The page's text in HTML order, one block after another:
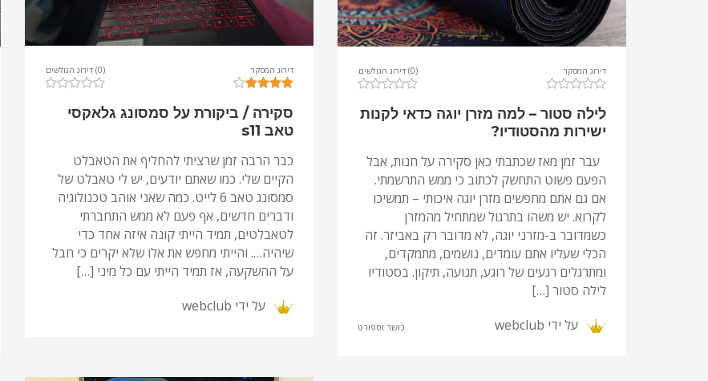
דירוג המסקר (0) דירוג הגולשים
סקירה / ביקורת על סמסונג גלאקסי
טאב s11
כבר הרבה זמן שרציתי להחליף את הטאבלט
הקיים שלי. כמו שאתם יודעים, יש לי טאבלט של
סמסונג טאב 6 לייט. כמה שאני אוהב טכנולוגיה
ודברים חדשים, אף פעם לא ממש התחברתי
לטאבלטים, תמיד הייתי קונה איזה אחד כדי
שיהיה…. והייתי מחפש את אלו שלא יקרים כי חבל
על ההשקעה, אז תמיד הייתי עם כל מיני […]
על ידי webclub
דירוג המסקר (0) דירוג הגולשים
לילה סטור – למה מזרן יוגה כדאי לקנות
ישירות מהסטודיו?
עבר זמן מאז שכתבתי כאן סקירה על חנות, אבל
הפעם פשוט התחשק לכתוב כי ממש התרשמתי.
אם גם אתם מחפשים מזרן יוגה איכותי – תמשיכו
לקרוא. יש משהו בתרגול שמתחיל מהמזרן
כשמדובר ב-מזרני יוגה, לא מדובר רק באביזר. זה
הכלי שעליו אתם עומדים, נושמים, מתמקדים,
ומתרגלים רגעים של רוגע, תנועה, תיקון. בסטודיו
לילה סטור […]
על ידי webclub כושר וספורט